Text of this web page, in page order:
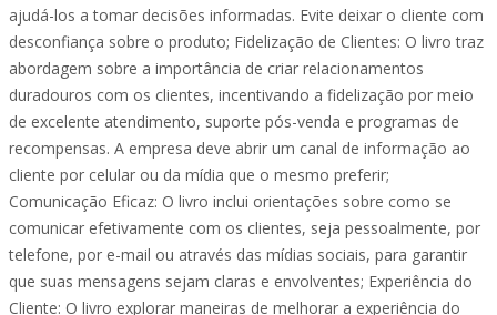
ajudá-los a tomar decisões informadas. Evite deixar o cliente com
desconfiança sobre o produto; Fidelização de Clientes: O livro traz
abordagem sobre a importância de criar relacionamentos
duradouros com os clientes, incentivando a fidelização por meio
de excelente atendimento, suporte pós-venda e programas de
recompensas. A empresa deve abrir um canal de informação ao
cliente por celular ou da mídia que o mesmo preferir;
Comunicação Eficaz: O livro inclui orientações sobre como se
comunicar efetivamente com os clientes, seja pessoalmente, por
telefone, por e-mail ou através das mídias sociais, para garantir
que suas mensagens sejam claras e envolventes; Experiência do
Cliente: O livro explorar maneiras de melhorar a experiência do